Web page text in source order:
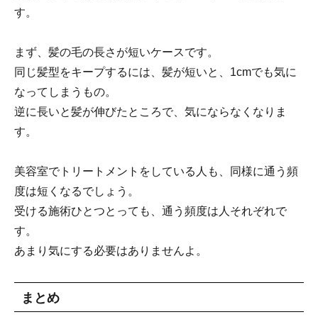
す。
まず、髪の毛の長さが短いケースです。
同じ髪型をキープするには、髪が短いと、1cmでも気に
なってしまうもの。
逆に長いと髪が伸びたところで、気にならなくなりま
す。
美容室でトリートメントをしている人も、同様に通う頻
度は短くなるでしょう。
受ける施術ひとつとっても、通う頻度は人それぞれで
す。
あまり気にする必要はありませんよ。
まとめ